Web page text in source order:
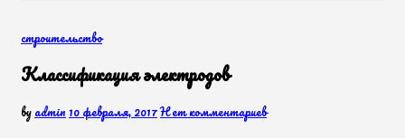
строительство
Классификация электродов
byadmin10 февраля, 2017Нет комментариев